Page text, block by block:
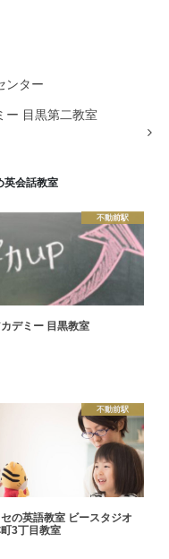
ンター
ー 目黒第二教室
英会話教室
不動前駅
デミー 目黒教室
不動前駅
の英語教室 ビースタジオ
町3丁目教室